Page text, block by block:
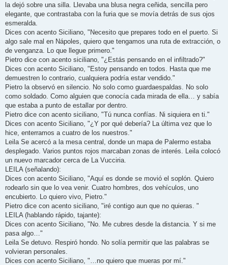
la dejó sobre una silla. Llevaba una blusa negra ceñida, sencilla pero
elegante, que contrastaba con la furia que se movía detrás de sus ojos
esmeralda.
Dices con acento Siciliano, "Necesito que prepares todo en el puerto. Si
algo sale mal en Nápoles, quiero que tengamos una ruta de extracción, o
de venganza. Lo que llegue primero."
Pietro dice con acento siciliano, "¿Estás pensando en el infiltrado?"
Dices con acento Siciliano, "Estoy pensando en todos. Hasta que me
demuestren lo contrario, cualquiera podría estar vendido."
Pietro la observó en silencio. No solo como guardaespaldas. No solo
como soldado. Como alguien que conocía cada mirada de ella… y sabía
que estaba a punto de estallar por dentro.
Pietro dice con acento siciliano, "Tú nunca confías. Ni siquiera en ti."
Dices con acento Siciliano, "¿Y por qué debería? La última vez que lo
hice, enterramos a cuatro de los nuestros."
Leila Se acercó a la mesa central, donde un mapa de Palermo estaba
desplegado. Varios puntos rojos marcaban zonas de interés. Leila colocó
un nuevo marcador cerca de La Vucciria.
LEILA (señalando):
Dices con acento Siciliano, "Aquí es donde se movió el soplón. Quiero
rodearlo sin que lo vea venir. Cuatro hombres, dos vehículos, uno
encubierto. Lo quiero vivo, Pietro."
Pietro dice con acento siciliano, "iré contigo aun que no quieras. "
LEILA (hablando rápido, tajante):
Dices con acento Siciliano, "No. Me cubres desde la distancia. Y si me
pasa algo…"
Leila Se detuvo. Respiró hondo. No solía permitir que las palabras se
volvieran personales.
Dices con acento Siciliano, "…no quiero que mueras por mí."